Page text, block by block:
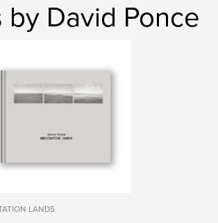
by David Ponce
LANDS